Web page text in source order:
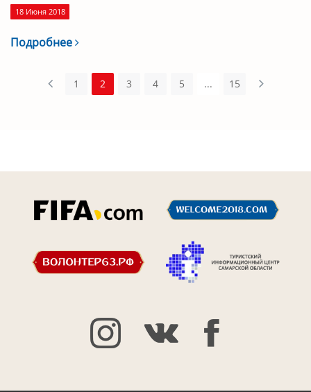
18 Июня 2018
Подробнее
1 2 3 4 5 ... 15